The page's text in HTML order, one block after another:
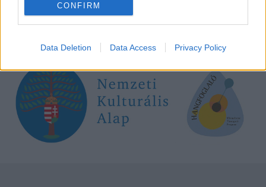
CONFIRM
Data Deletion Data Access Privacy Policy
Lemezkritikánk elkészítését a
Programkeretében aNemzeti Kulturális